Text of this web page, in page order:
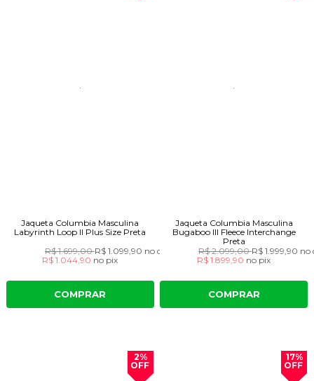
Jaqueta Columbia Masculina
Labyrinth Loop II Plus Size Preta
R$ 1.699,00R$ 1.099,90 no cartão
R$ 1.044,90 no pix
COMPRAR
Jaqueta Columbia Masculina
Bugaboo III Fleece Interchange
Preta
R$ 2.099,00R$ 1.999,90 no
R$ 1.899,90 no pix
COMPRAR
2%
OFF
17%
OFF